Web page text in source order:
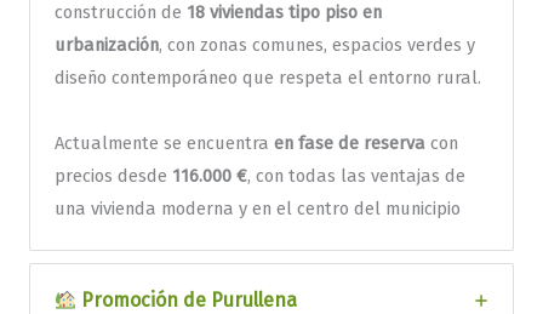
construcción de 18 viviendas tipo piso en
urbanización, con zonas comunes, espacios verdes y
diseño contemporáneo que respeta el entorno rural.
Actualmente se encuentra en fase de reserva con
precios desde 116.000 €, con todas las ventajas de
una vivienda moderna y en el centro del municipio
Promoción de Purullena